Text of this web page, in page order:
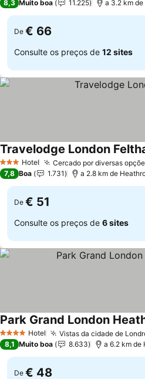
8,3 Muito boa 11.225 a 3.2 km
De € 66
Consulte os preços de 12 sites
3 EstrelasHotel Cercado por diversas
Travelodge London
7,8 Boa 1.731 a 2.8 km de
De € 51
Consulte os preços de 6 sites
4 EstrelasHotel Vistas da cidade de
Park Grand London
8,1 Muito boa 8.633 a 6.2 km de
De € 48